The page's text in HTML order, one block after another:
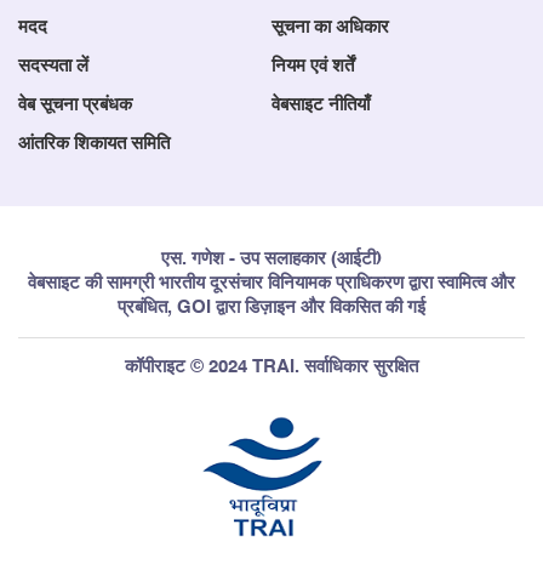
मदद सूचना का अधिकार
सदस्यता लें नियम एवं शर्तें
वेब सूचना प्रबंधक वेबसाइट नीतियाँ
आंतरिक शिकायत समिति
एस. गणेश - उप सलाहकार (आईटी)
वेबसाइट की सामग्री भारतीय दूरसंचार विनियामक प्राधिकरण द्वारा स्वामित्व और
प्रबंधित, GOI द्वारा डिज़ाइन और विकसित की गई
कॉपीराइट © 2024 TRAI. सर्वाधिकार सुरक्षित